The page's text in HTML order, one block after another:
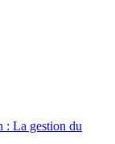
: La gestion du